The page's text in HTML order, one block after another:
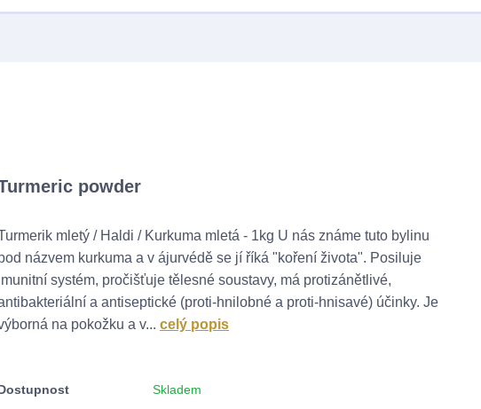
powder
mletý / Haldi / Kurkuma mletá - 1kg U nás známe tuto bylinu
názvem kurkuma a v ájurvédě se jí říká "koření života". Posiluje
systém, pročišťuje tělesné soustavy, má protizánětlivé,
a antiseptické (proti-hnilobné a proti-hnisavé) účinky. Je
na pokožku a v... celý popis
Skladem